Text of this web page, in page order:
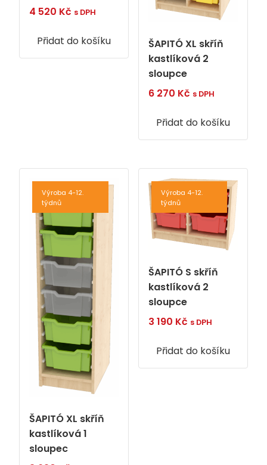
4 520 Kč s DPH
Přidat do košíku
ŠAPITÓ XL skříň
kastlíková 2
sloupce
6 270 Kč s DPH
Přidat do košíku
Výroba 4-12.
týdnů
ŠAPITÓ XL skříň
kastlíková 1
sloupec
Výroba 4-12.
týdnů
ŠAPITÓ S skříň
kastlíková 2
sloupce
3 190 Kč s DPH
Přidat do košíku